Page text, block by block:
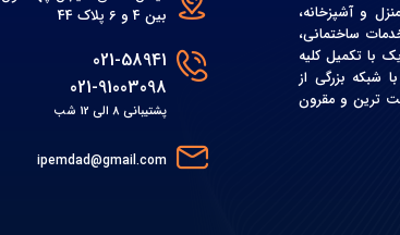
و آشپزخانه،
ساختمانی،
با تکمیل کلیه
شبکه بزرگی از
ترین و مقرون
بین 4 و 6 پلاک 44
021-58941
021-91003098
پشتیبانی 8 الی 12 شب
ipemdad@gmail.com